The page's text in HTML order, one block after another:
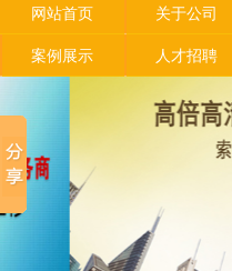
网站首页 关于公司
案例展示 人才招聘